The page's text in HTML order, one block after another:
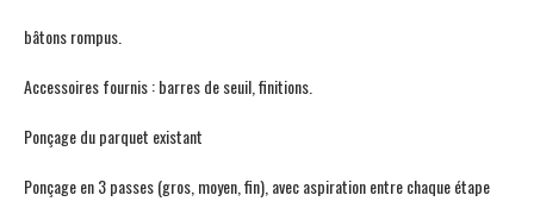
bâtons rompus.
Accessoires fournis : barres de seuil, finitions.
Ponçage du parquet existant
Ponçage en 3 passes (gros, moyen, fin), avec aspiration entre chaque étape